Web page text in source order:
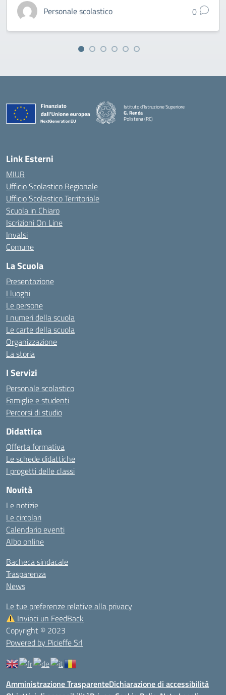
Personale scolastico 0
Istituto d'Istruzione Superiore
G. Renda
Polistena (RC)
Link Esterni
MIUR
Ufficio Scolastico Regionale
Ufficio Scolastico Territoriale
Scuola in Chiaro
Iscrizioni On Line
Invalsi
Comune
La Scuola
Presentazione
I luoghi
Le persone
I numeri della scuola
Le carte della scuola
Organizzazione
La storia
I Servizi
Personale scolastico
Famiglie e studenti
Percorsi di studio
Didattica
Offerta formativa
Le schede didattiche
I progetti delle classi
Novità
Le notizie
Le circolari
Calendario eventi
Albo online
Bacheca sindacale
Trasparenza
News
Le tue preferenze relative alla privacy
Inviaci un FeedBack
Copyright © 2023
Powered by Picieffe Srl
Amministrazione TrasparenteDichiarazione di accessibilità